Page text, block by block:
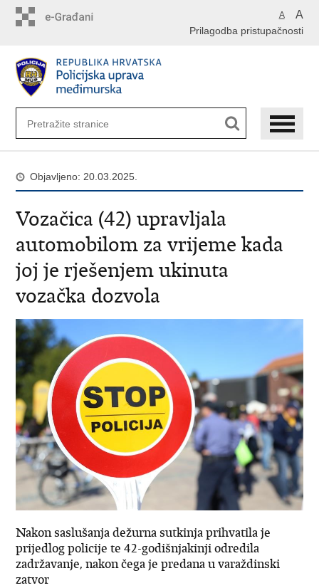
A A
Prilagodba pristupačnosti
Objavljeno: 20.03.2025.
Vozačica (42) upravljala
automobilom za vrijeme kada
joj je rješenjem ukinuta
vozačka dozvola
Nakon saslušanja dežurna sutkinja prihvatila je
prijedlog policije te 42-godišnjakinji odredila
zadržavanje, nakon čega je predana u varaždinski
zatvor